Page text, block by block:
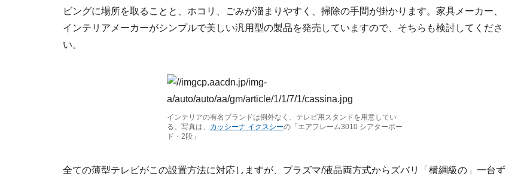
ビングに場所を取ることと、ホコリ、ごみが溜まりやすく、掃除の手間が掛かります。家具メーカー、
インテリアメーカーがシンプルで美しい汎用型の製品を発売していますので、そちらも検討してくださ
い。
インテリアの有名ブランドは例外なく、テレビ用スタンドを用意してい
る。写真は、 カッシーナ イクスシーの「エアフレーム3010 シアターボー
ド・2段」
全ての薄型テレビがこの設置方法に対応しますが、プラズマ/液晶両方式からズバリ「横綱級の」一台ず